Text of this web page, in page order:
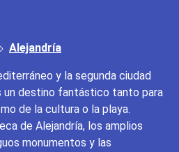
Alejandría
y la segunda ciudad
un destino fantástico tanto para
de la cultura o la playa.
de Alejandría, los amplios
monumentos y las